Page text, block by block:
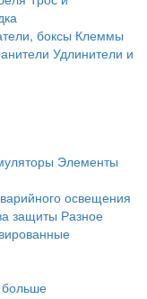
боксы Клеммы
Удлинители и
Элементы
освещения
защиты Разное